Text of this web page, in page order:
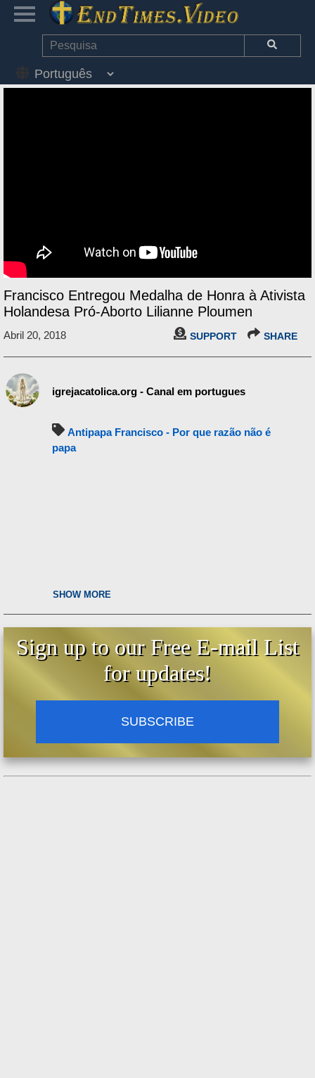
Francisco Entregou Medalha de Honra à Ativista
Holandesa Pró-Aborto Lilianne Ploumen
Abril 20, 2018 SUPPORT SHARE
igrejacatolica.org - Canal em portugues
Antipapa Francisco - Por que razão não é
papa
SHOW MORE
Sign up to our Free E-mail List
for updates!
SUBSCRIBE